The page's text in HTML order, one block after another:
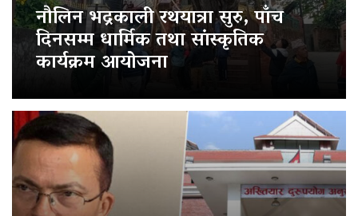
नौलिन भद्रकाली रथयात्रा सुरु, पाँच
दिनसम्म धार्मिक तथा सांस्कृतिक
कार्यक्रम आयोजना